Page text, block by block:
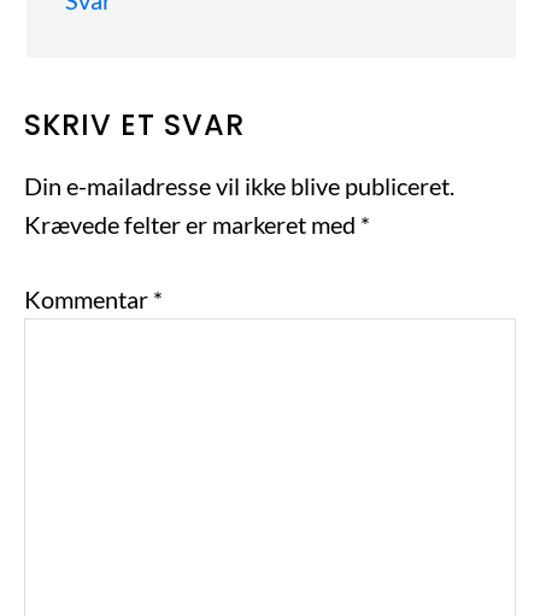
SKRIV ET SVAR
Din e-mailadresse vil ikke blive publiceret.
Krævede felter er markeret med *
Kommentar *